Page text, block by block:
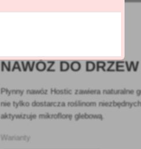
NAWÓZ DO
Płynny nawóz Hostic zawiera naturalne
nie tylko dostarcza roślinom
aktywizuje mikroflorę glebową.
Warianty